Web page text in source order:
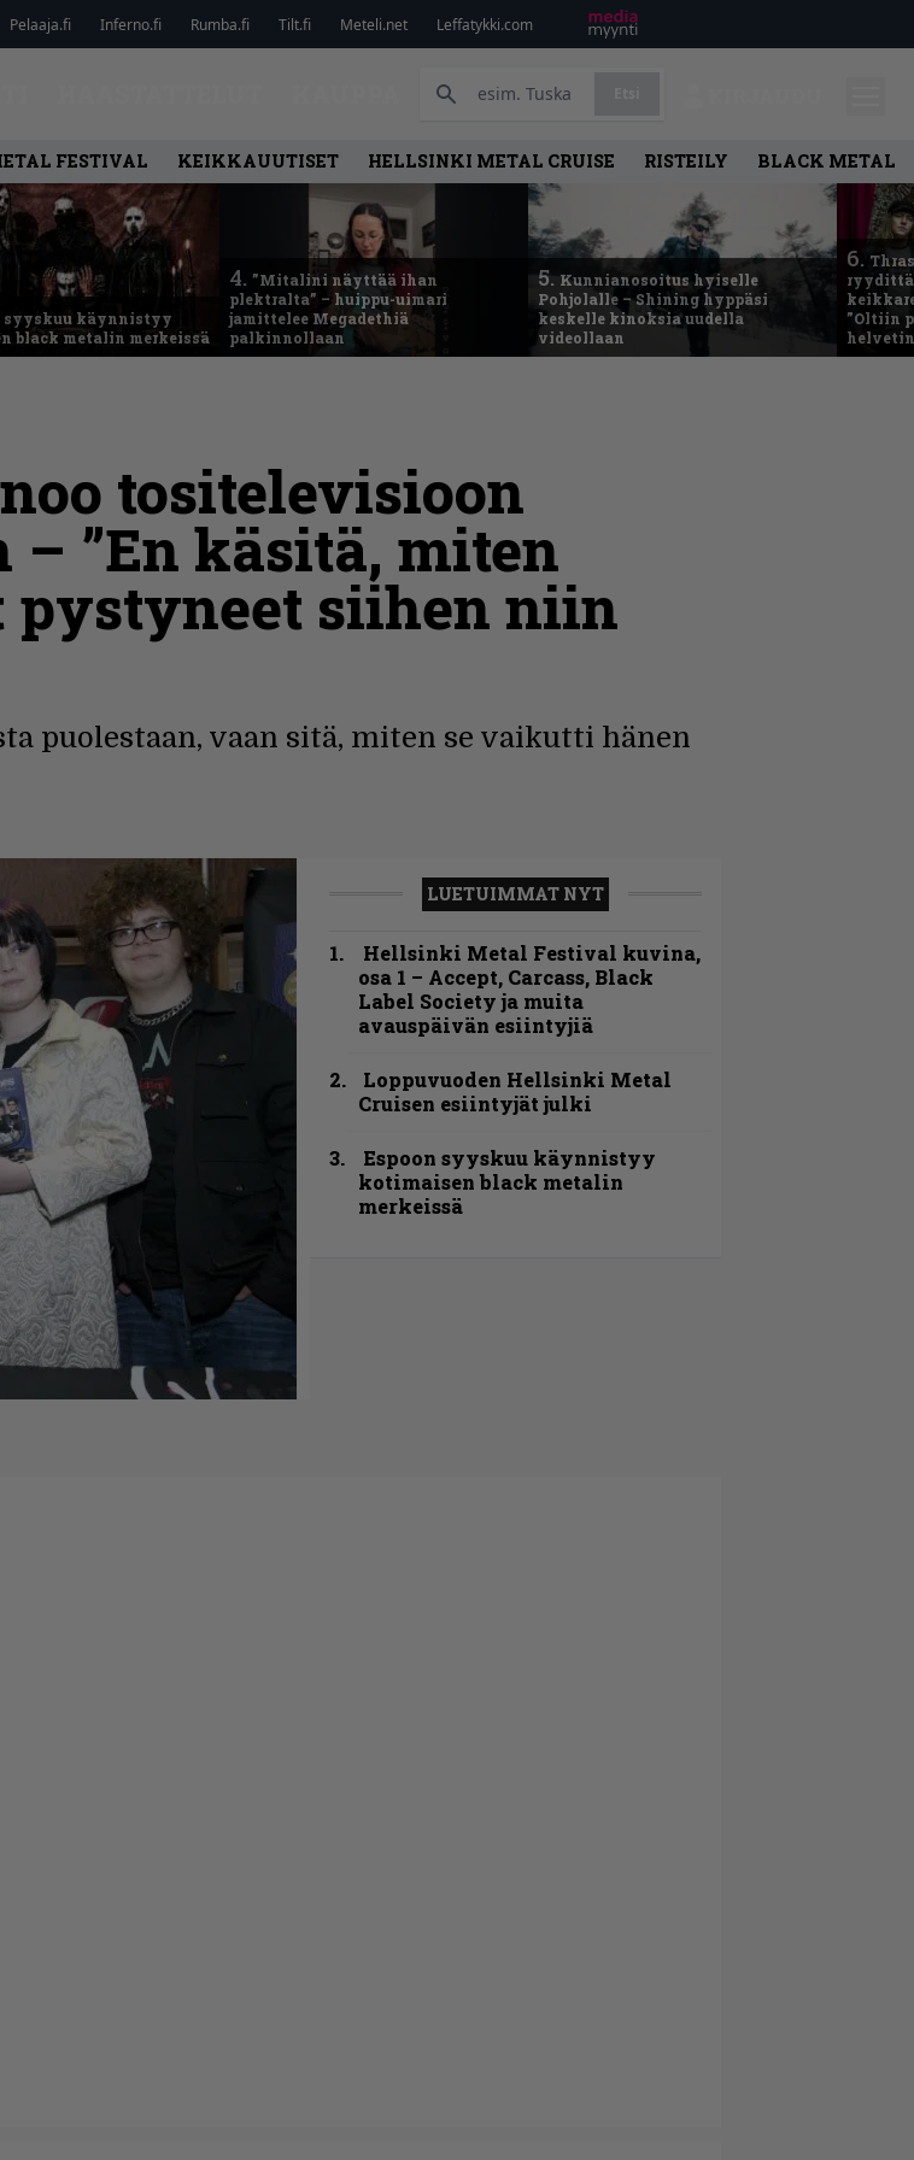
Pelaaja.fi Inferno.fi Rumba.fi Tilt.fi Meteli.net Leffatykki.com
FESTIVAL KEIKKAUUTISET HELLSINKI METAL CRUISE RISTEILY BLACK METAL
syyskuu käynnistyy
black metalin merkeissä
4. ”Mitalini näyttää ihan
plektralta” – huippu-uimari
jamittelee Megadethiä
palkinnollaan
5. Kunnianosoitus hyiselle
Pohjolalle – Shining hyppäsi
keskelle kinoksia uudella
videollaan
6.
”Oltiin
tositelevisioon
”En käsitä, miten
siihen niin
puolestaan, vaan sitä, miten se vaikutti hänen
LUETUIMMAT NYT
Hellsinki Metal Festival kuvina,
osa 1 – Accept, Carcass, Black
Label Society ja muita
avauspäivän esiintyjiä
Loppuvuoden Hellsinki Metal
Cruisen esiintyjät julki
Espoon syyskuu käynnistyy
kotimaisen black metalin
merkeissä